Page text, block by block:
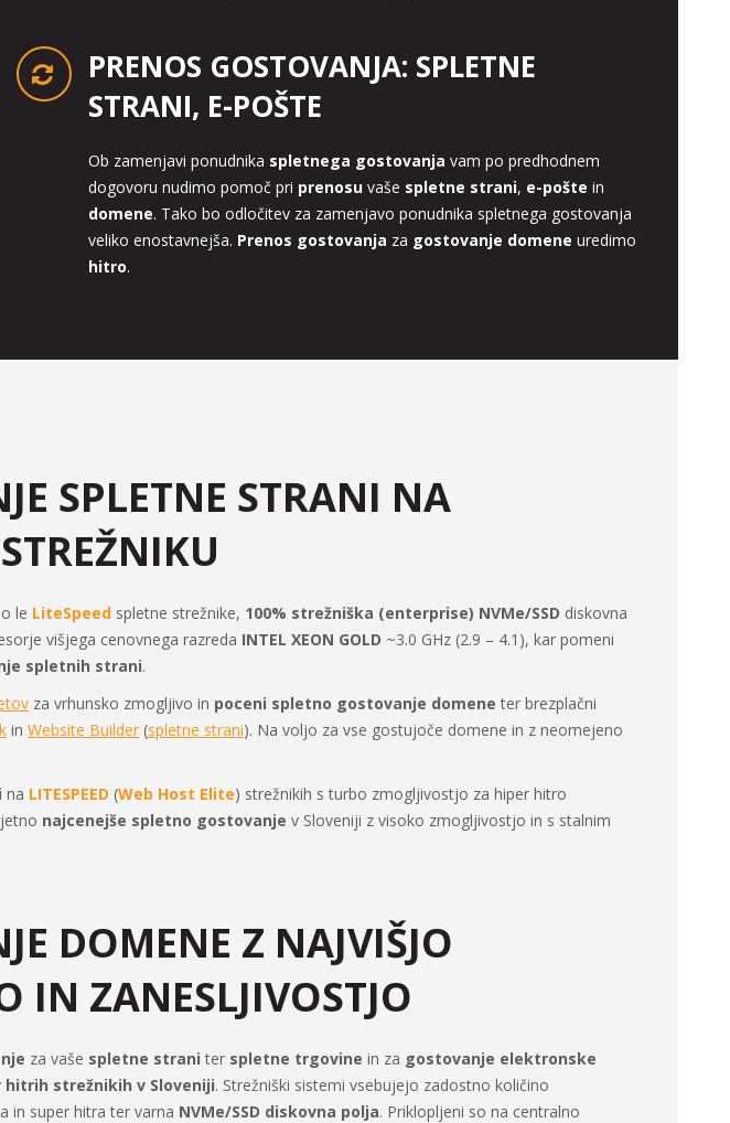
PRENOS GOSTOVANJA: SPLETNE
STRANI, E-POŠTE
Ob zamenjavi ponudnika spletnega gostovanja vam po predhodnem
dogovoru nudimo pomoč pri prenosu vaše spletne strani, e-pošte in
domene. Tako bo odločitev za zamenjavo ponudnika spletnega gostovanja
veliko enostavnejša. Prenos gostovanja za gostovanje domene uredimo
hitro.
SPLETNE STRANI NA
le LiteSpeed spletne strežnike, 100% strežniška (enterprise) NVMe/SSD diskovna
višjega cenovnega razreda INTEL XEON GOLD ~3.0 GHz (2.9 – 4.1), kar pomeni
spletnih strani.
za vrhunsko zmogljivo in poceni spletno gostovanje domene ter brezplačni
in Website Builder (spletne strani). Na voljo za vse gostujoče domene in z neomejeno
na LITESPEED (Web Host Elite) strežnikih s turbo zmogljivostjo za hiper hitro
najcenejše spletno gostovanje v Sloveniji z visoko zmogljivostjo in s stalnim
DOMENE Z NAJVIŠJO
IN ZANESLJIVOSTJO
za vaše spletne strani ter spletne trgovine in za gostovanje elektronske
hitrih strežnikih v Sloveniji. Strežniški sistemi vsebujejo zadostno količino
in super hitra ter varna NVMe/SSD diskovna polja. Priklopljeni so na centralno